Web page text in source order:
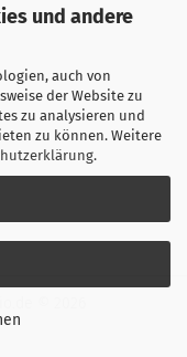
und andere
auch von
der Website zu
zu analysieren und
zu können. Weitere
.